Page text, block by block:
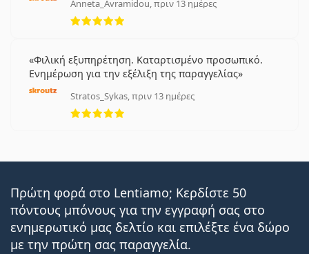
Anneta_Avramidou, πριν 13 ημέρες
5 αξιολογήσεις από 5
Φιλική εξυπηρέτηση. Καταρτισμένο προσωπικό.
Ενημέρωση για την εξέλιξη της παραγγελίας
Stratos_Sykas, πριν 13 ημέρες
5 αξιολογήσεις από 5
Πρώτη φορά στο Lentiamo; Κερδίστε 50
πόντους μπόνους για την εγγραφή σας στο
ενημερωτικό μας δελτίο και επιλέξτε ένα δώρο
με την πρώτη σας παραγγελία.